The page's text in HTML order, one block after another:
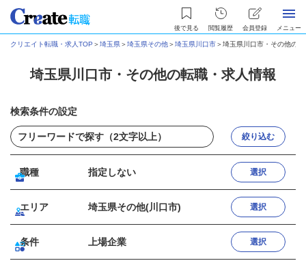
後で見る 閲覧履歴 会員登録 メニュー
クリエイト転職・求人TOP ＞埼玉県＞埼玉県その他＞埼玉県川口市＞埼玉県川口市・その他の
埼玉県川口市・その他の転職・求人情報
検索条件の設定
絞り込む
職種 指定しない 選択
エリア 埼玉県その他(川口市) 選択
条件 上場企業 選択